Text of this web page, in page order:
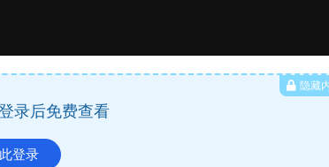
隐藏
录后免费查看
登录